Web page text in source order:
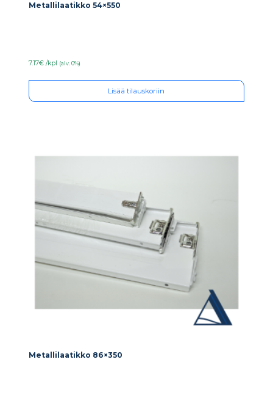
Metallilaatikko 54×550
7.17€ /kpl (alv. 0%)
Lisää tilauskoriin
Metallilaatikko 86×350